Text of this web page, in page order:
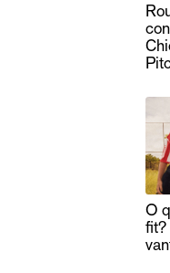
O
fit?